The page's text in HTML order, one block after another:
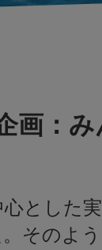
：み
とした
そのよ